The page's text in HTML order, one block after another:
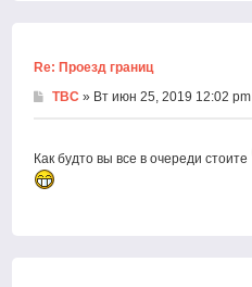
Re: Проезд границ
ТВС » Вт июн 25, 2019 12:02 pm
Как будто вы все в очереди стоите